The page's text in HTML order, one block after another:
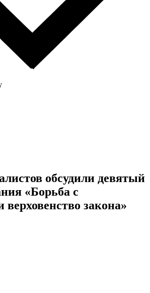
обсудили девятый
«Борьба с
закона»